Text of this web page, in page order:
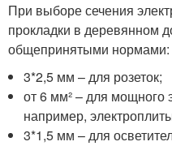
При выборе сечения
прокладки в деревянном
общепринятыми нормами:
3*2,5 мм – для розеток;
от 6 мм² – для мощного
например,
3*1,5 мм – для